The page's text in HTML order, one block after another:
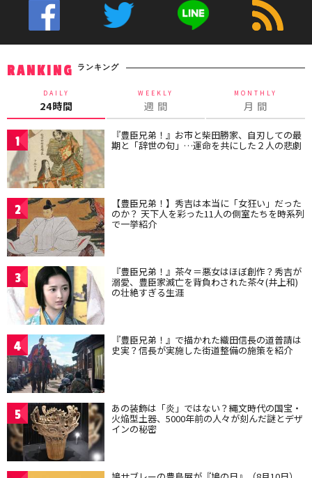
RANKING ランキング
DAILY
24時間
WEEKLY
週 間
MONTHLY
月 間
1 『豊臣兄弟！』お市と柴田勝家、自刃しての最
期と「辞世の句」…運命を共にした２人の悲劇
2 【豊臣兄弟！】秀吉は本当に「女狂い」だった
のか？ 天下人を彩った11人の側室たちを時系列
で一挙紹介
3 『豊臣兄弟！』茶々＝悪女はほぼ創作？秀吉が
溺愛、豊臣家滅亡を背負わされた茶々(井上和)
の壮絶すぎる生涯
4 『豊臣兄弟！』で描かれた織田信長の道普請は
史実？信長が実施した街道整備の施策を紹介
5 あの装飾は「炎」ではない？縄文時代の国宝・
火焔型土器、5000年前の人々が刻んだ謎とデザ
インの秘密